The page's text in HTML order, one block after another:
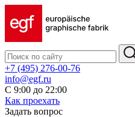
+7 (495) 276-00-76
info@egf.ru
С 9:00 до 22:00
Как проехать
Задать вопрос